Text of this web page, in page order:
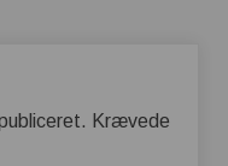
Krævede